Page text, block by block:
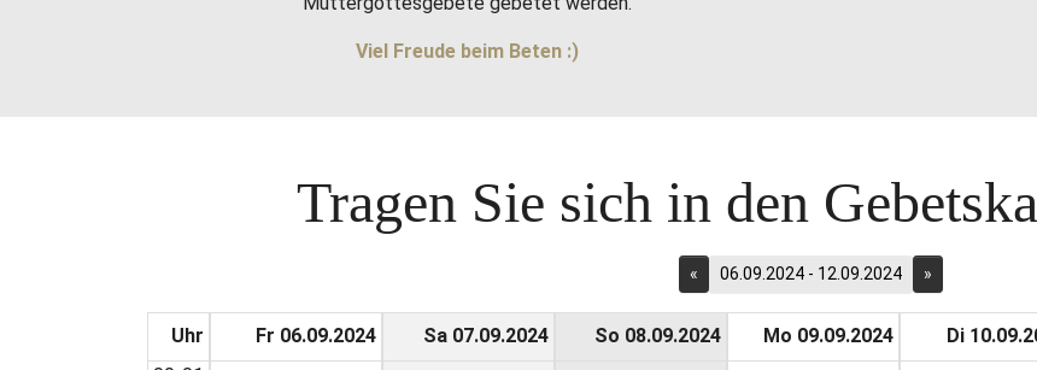
Viel Freude beim Beten :)
Tragen Sie sich in den
« 06.09.2024 - 12.09.2024 »
Uhr
Fr 06.09.2024 Sa 07.09.2024 So 08.09.2024 Mo 09.09.2024 Di